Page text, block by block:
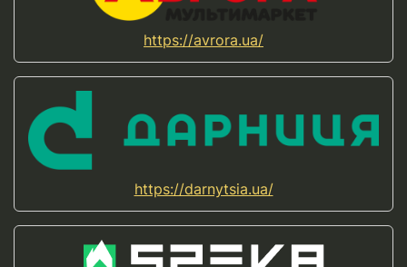
https://avrora.ua/
https://darnytsia.ua/